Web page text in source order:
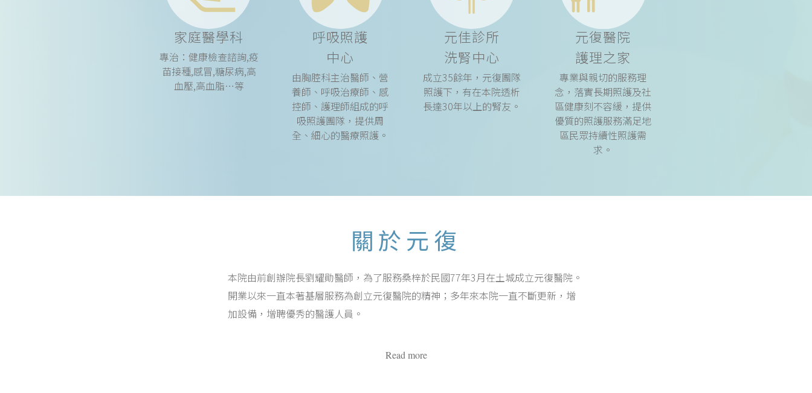
家庭醫學科
專治：健康檢查諮詢,疫
苗接種,感冒,糖尿病,高
血壓,高血脂…等
呼吸照護
中心
由胸腔科主治醫師、營
養師、呼吸治療師、感
控師、護理師組成的呼
吸照護團隊，提供周
全、細心的醫療照護。
元佳診所
洗腎中心
成立35餘年，元復團隊
照護下，有在本院透析
長達30年以上的腎友。
元復醫院
護理之家
專業與親切的服務理
念，落實長期照護及社
區健康刻不容緩，提供
優質的照護服務滿足地
區民眾持續性照護需
求。
關於元復
本院由前創辦院長劉耀勛醫師，為了服務桑梓於民國77年3月在土城成立元復醫院。
開業以來一直本著基層服務為創立元復醫院的精神；多年來本院一直不斷更新，增
加設備，增聘優秀的醫護人員。
Read more